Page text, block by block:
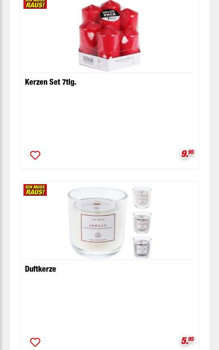
Kerzen Set 7tlg.
9.95
Duftkerze
5.95